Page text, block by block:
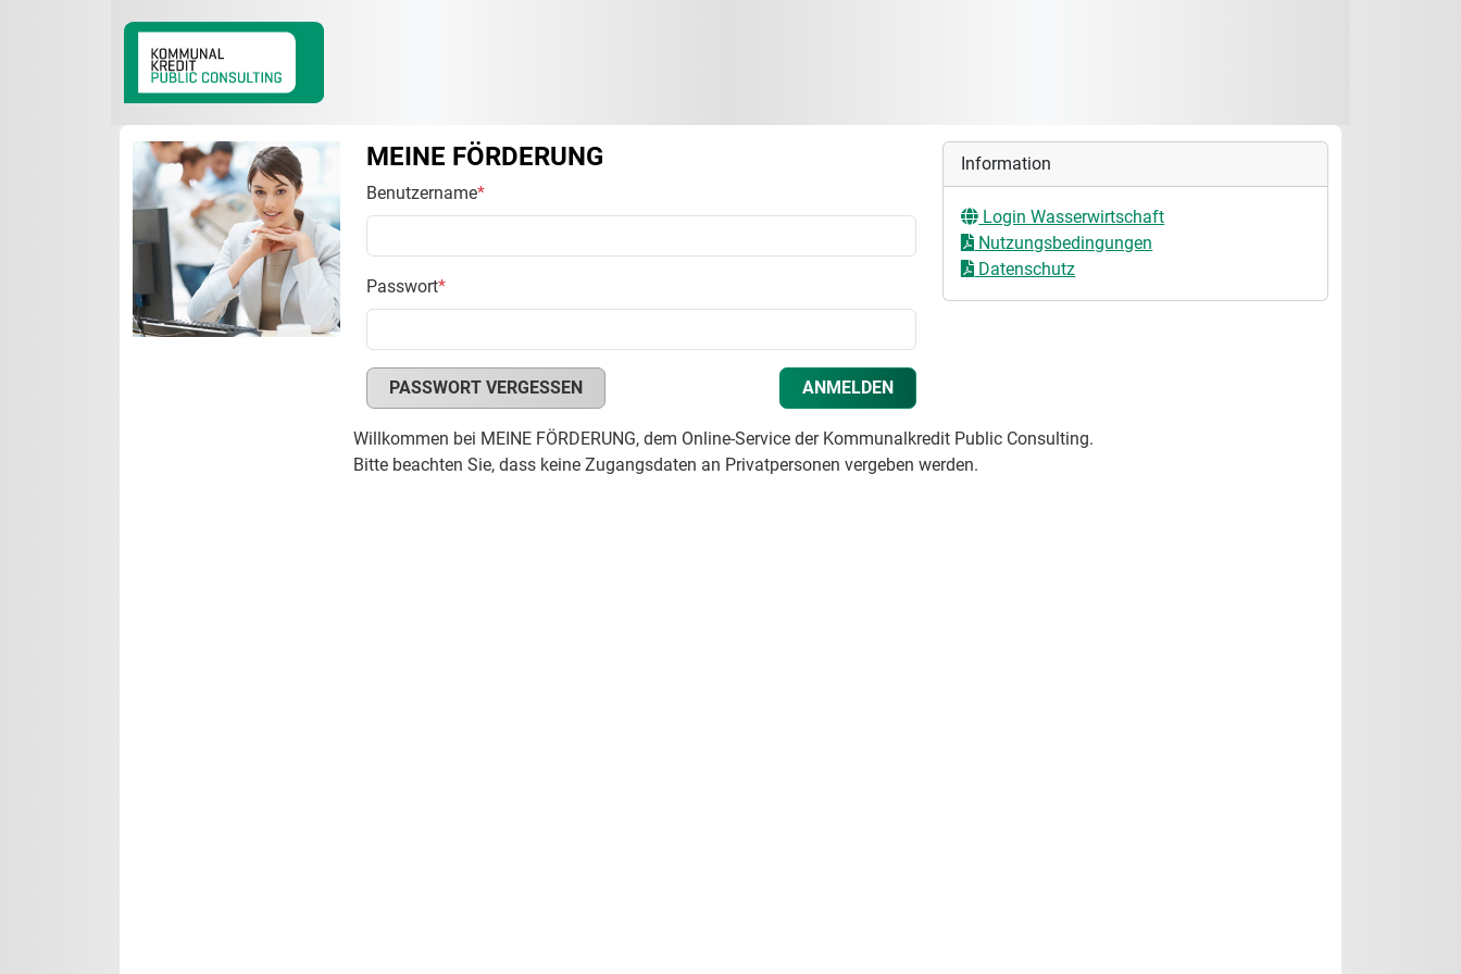
MEINE FÖRDERUNG
Benutzername*
Passwort*
PASSWORT VERGESSEN ANMELDEN
Information
Login Wasserwirtschaft
Nutzungsbedingungen
Datenschutz
Willkommen bei MEINE FÖRDERUNG, dem Online-Service der Kommunalkredit Public Consulting.
Bitte beachten Sie, dass keine Zugangsdaten an Privatpersonen vergeben werden.